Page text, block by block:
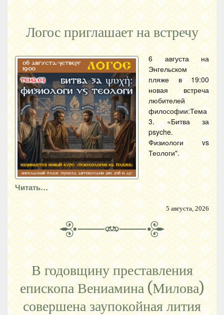
Логос приглашает на встречу
6 августа на
Энгельском
пляже в 19:00
новая встреча
любителей
философии:Тема
3. «Битва за
psyche.
Физиологи vs
Теологи".
Читать…
5 августа, 2026
В годовщину преставления
епископа Вениамина (Милова)
совершена заупокойная лития